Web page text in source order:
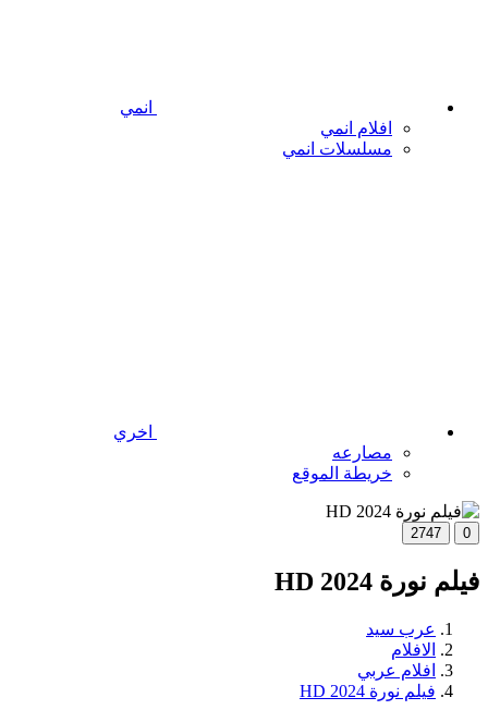
انمي
افلام انمي
مسلسلات انمي
اخري
مصارعه
خريطة الموقع
0
2747
فيلم نورة 2024 HD
عرب سيد
الافلام
افلام عربي
فيلم نورة 2024 HD